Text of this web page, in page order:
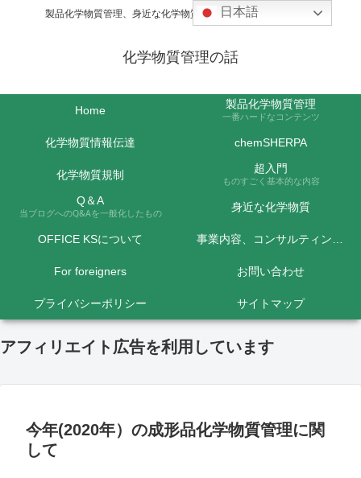
製品化学物質管理、身近な化学物質などの話題を取り上げます
化学物質管理の話
Home 製品化学物質管理
一番ハードなコンテンツ
化学物質情報伝達 chemSHERPA
化学物質規制 超入門
ものすごく基本的な内容
Q＆A
当ブログへのQ&Aを一般化したもの 身近な化学物質
OFFICE KSについて 事業内容、コンサルティング料金など
For foreigners お問い合わせ
プライバシーポリシー サイトマップ
アフィリエイト広告を利用しています
今年(2020年）の成形品化学物質管理に関
して
日本語